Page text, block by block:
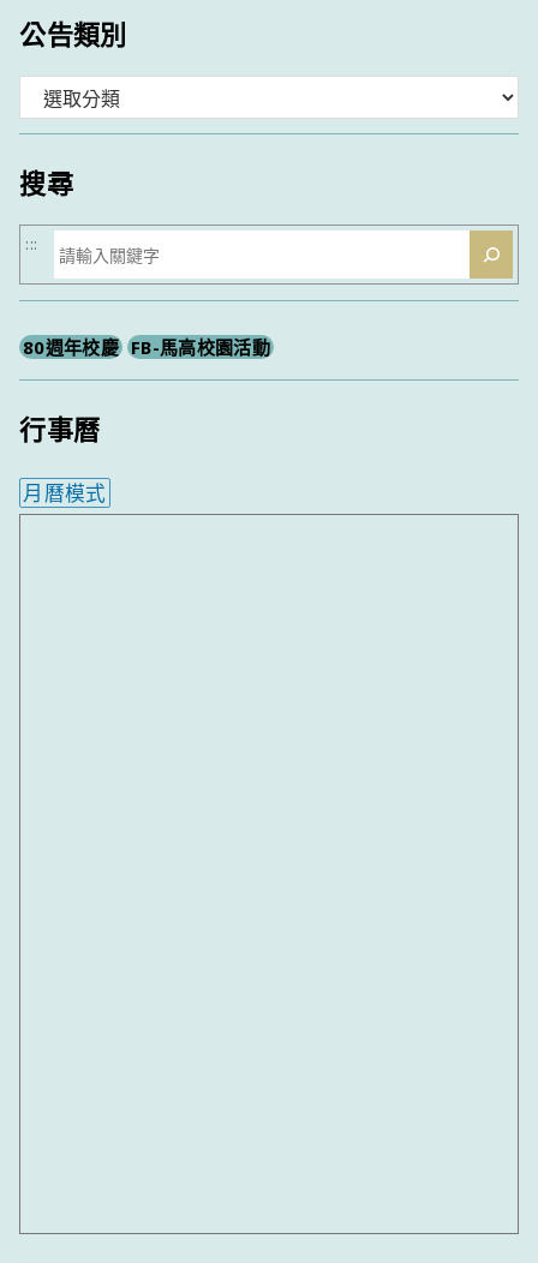
公告類別
類
搜尋
搜
尋
:::
80週年校慶 FB-馬高校園活動
行事曆
月曆模式